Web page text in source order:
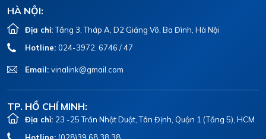
HÀ NỘI:
Địa chỉ:Tầng 3, Tháp A, D2 Giảng Võ, Ba Đình, Hà Nội
Hotline: 024-3972. 6746 / 47
Email: vinalink@gmail.com
TP. HỒ CHÍ MINH:
Địa chỉ: 23 -25 Trần Nhật Duật, Tân Định, Quận 1 (Tầng 5), HCM